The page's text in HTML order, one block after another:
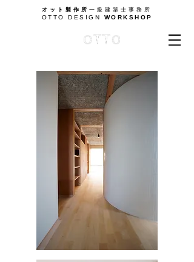
オット製作所 一級建築士事務所
OTTO DESIGN WORKSHOP